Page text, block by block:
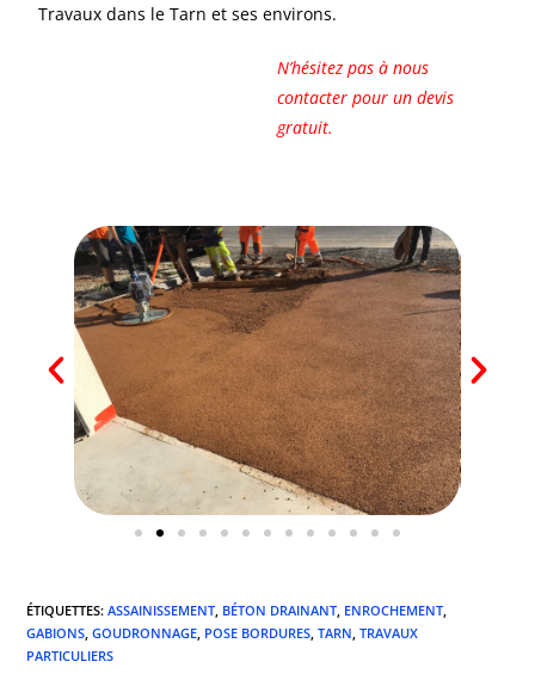
Travaux dans le Tarn et ses environs.
N’hésitez pas à nous
contacter pour un devis
gratuit.
ÉTIQUETTES:ASSAINISSEMENT, BÉTON DRAINANT, ENROCHEMENT,
GABIONS, GOUDRONNAGE, POSE BORDURES, TARN, TRAVAUX
PARTICULIERS